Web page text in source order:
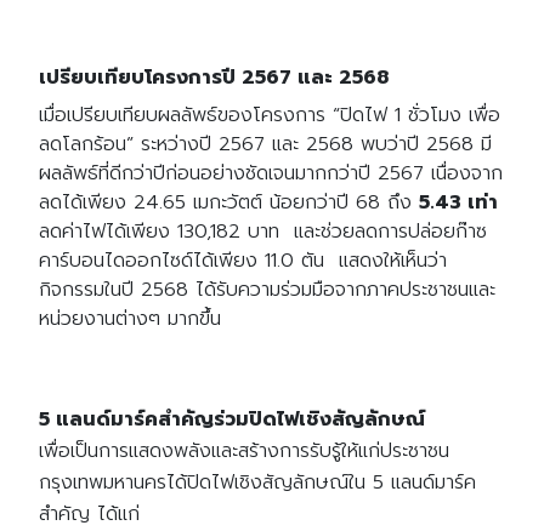
เปรียบเทียบโครงการปี 2567 และ 2568
เมื่อเปรียบเทียบผลลัพธ์ของโครงการ “ปิดไฟ 1 ชั่วโมง เพื่อ
ลดโลกร้อน” ระหว่างปี 2567 และ 2568 พบว่าปี 2568 มี
ผลลัพธ์ที่ดีกว่าปีก่อนอย่างชัดเจนมากกว่าปี 2567 เนื่องจาก
ลดได้เพียง 24.65 เมกะวัตต์ น้อยกว่าปี 68 ถึง 5.43 เท่า
ลดค่าไฟได้เพียง 130,182 บาท และช่วยลดการปล่อยก๊าซ
คาร์บอนไดออกไซด์ได้เพียง 11.0 ตัน แสดงให้เห็นว่า
กิจกรรมในปี 2568 ได้รับความร่วมมือจากภาคประชาชนและ
หน่วยงานต่างๆ มากขึ้น
5 แลนด์มาร์คสำคัญร่วมปิดไฟเชิงสัญลักษณ์
เพื่อเป็นการแสดงพลังและสร้างการรับรู้ให้แก่ประชาชน
กรุงเทพมหานครได้ปิดไฟเชิงสัญลักษณ์ใน 5 แลนด์มาร์ค
สำคัญ ได้แก่